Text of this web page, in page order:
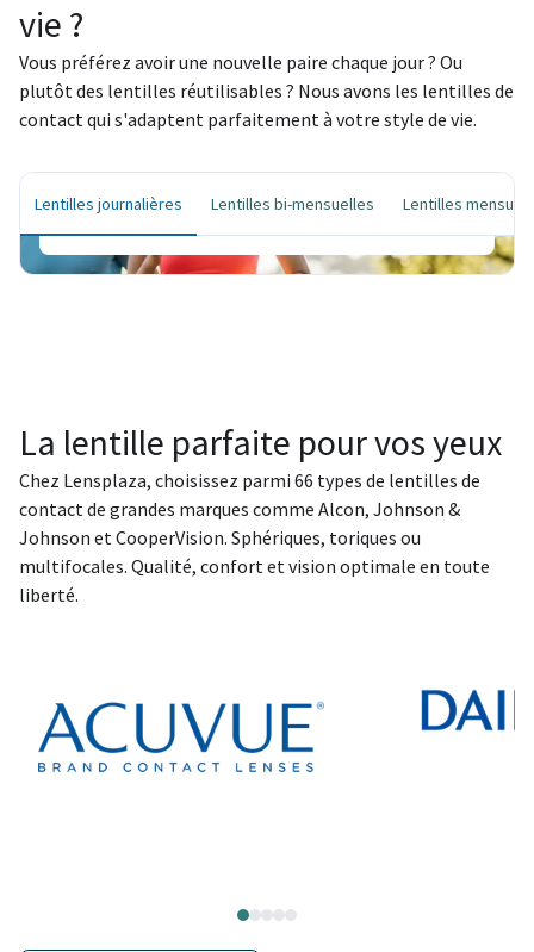
vie ?
Vous préférez avoir une nouvelle paire chaque jour ? Ou
plutôt des lentilles réutilisables ? Nous avons les lentilles de
contact qui s'adaptent parfaitement à votre style de vie.
Lentilles journalières Lentilles bi-mensuelles Lentilles
Lentilles journalières
Chaque jour un nouveau départ – pour une
hygiène maximale et un confort d'utilisation
Commandez vos lentilles
La lentille parfaite pour vos yeux
Chez Lensplaza, choisissez parmi 66 types de lentilles de
contact de grandes marques comme Alcon, Johnson &
Johnson et CooperVision. Sphériques, toriques ou
multifocales. Qualité, confort et vision optimale en toute
liberté.